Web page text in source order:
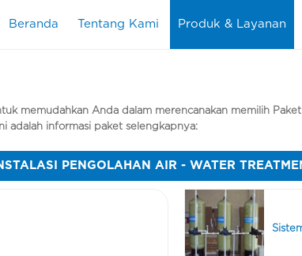
Beranda Tentang Kami Produk & Layanan
memudahkan Anda dalam merencanakan memilih
adalah informasi paket selengkapnya:
PENGOLAHAN AIR - WATER